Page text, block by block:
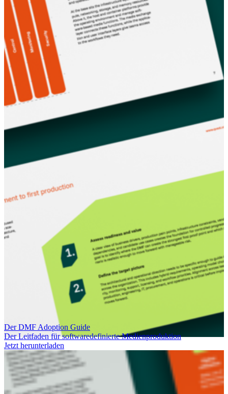
Der DMF Adoption Guide
Der Leitfaden für softwaredefinierte Medienproduktion
Jetzt herunterladen